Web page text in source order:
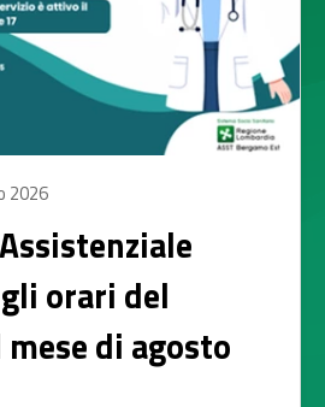
2026
orari del
di agosto